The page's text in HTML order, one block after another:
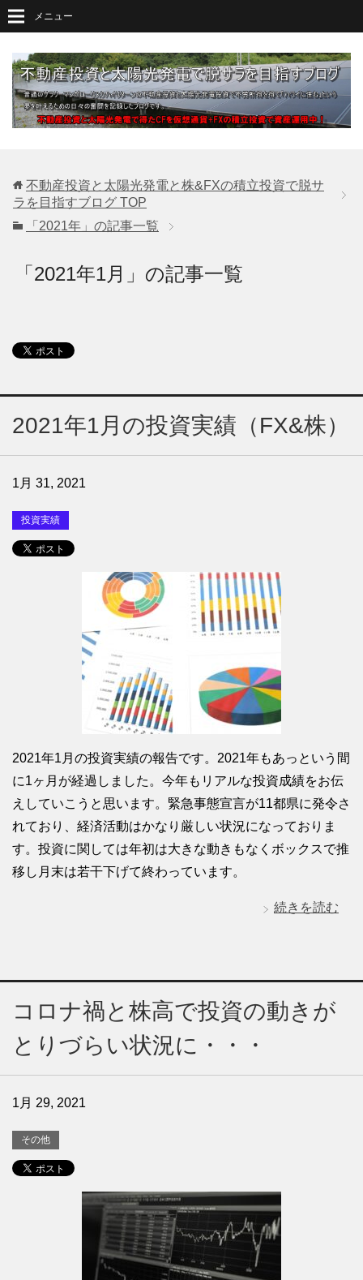
メニュー
不動産投資と太陽光発電と株&FXの積立投資で脱サ
ラを目指すブログ TOP
「2021年」の記事一覧
「2021年1月」の記事一覧
2021年1月の投資実績（FX&株）
1月 31, 2021
投資実績
2021年1月の投資実績の報告です。2021年もあっという間
に1ヶ月が経過しました。今年もリアルな投資成績をお伝
えしていこうと思います。緊急事態宣言が11都県に発令さ
れており、経済活動はかなり厳しい状況になっておりま
す。投資に関しては年初は大きな動きもなくボックスで推
移し月末は若干下げて終わっています。
続きを読む
コロナ禍と株高で投資の動きが
とりづらい状況に・・・
1月 29, 2021
その他